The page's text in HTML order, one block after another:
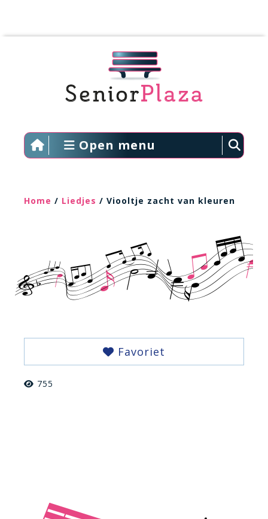
Open menu
Home / Liedjes / Viooltje zacht van kleuren
Favoriet
755